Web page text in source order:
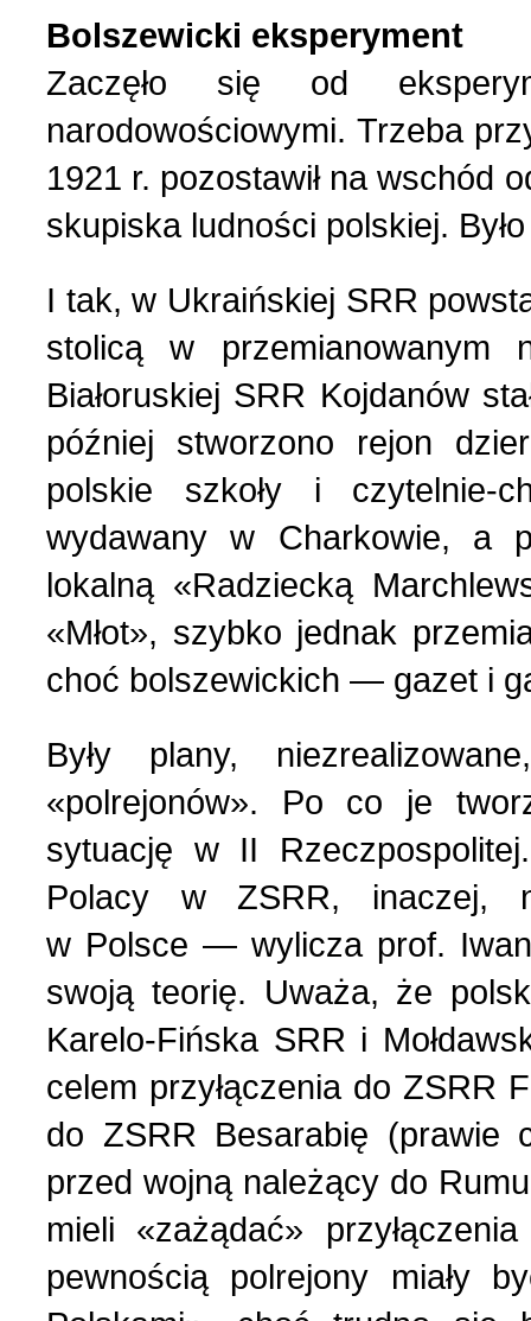
Mozaika na wsi (1)
Mozaika w PDF (47)
Nasza historia (24)
O tragicznie zmarłych
Ogłoszenia (24)
Opinie publiczne (11)
Poezja z Powstania
Polacy, których poznać
Polityka (10)
Polski biznes w
Pomoc charytatywna (1)
Prezentacja (5)
Realia ukraińskie (17)
Rocznice (1)
Spotkania (1)
Strona poetycka (1)
1 (152) 2023 r. (9)
4 (151) 2022 r. (2)
3 (150) 2022 r. (1)
1 (148) 2022 r. (5)
4 (147) 2021 r. (3)
3 (146) 2021 r. (1)
2 (145) 2021 r. (10)
1 (144) 2021 r. (12)
4 (143) 2020 r. (1)
3 (142) 2020 r. (3)
2 (141) 2020 r. (2)
Bolszewicki eksperyment
Zaczęło się od
narodowościowymi. Trzeba
1921 r. pozostawił na wschód
skupiska ludności polskiej.
I tak, w Ukraińskiej SRR
stolicą w przemianowanym
Białoruskiej SRR Kojdanów
później stworzono rejon
polskie szkoły i czytelnie-
wydawany w Charkowie, a
lokalną «Radziecką
«Młot», szybko jednak
choć bolszewickich — gazet i
Były plany,
«polrejonów». Po co je
sytuację w II
Polacy w ZSRR, inaczej,
w Polsce — wylicza prof.
swoją teorię. Uważa, że
Karelo-Fińska SRR i
celem przyłączenia do ZSRR
do ZSRR Besarabię (prawie
przed wojną należący do
mieli «zażądać»
pewnością polrejony miały